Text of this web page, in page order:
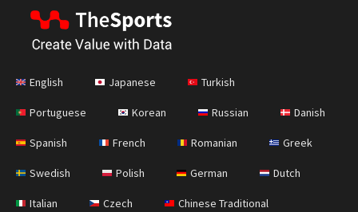
English Japanese Turkish
Portuguese Korean Russian Danish
Spanish French Romanian Greek
Swedish Polish German Dutch
Italian Czech Chinese Traditional